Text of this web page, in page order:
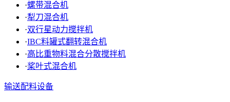
·螺带混合机
·犁刀混合机
·双行星动力搅拌机
·IBC料罐式翻转混合机
·高比重物料混合分散搅拌机
·桨叶式混合机
输送配料设备